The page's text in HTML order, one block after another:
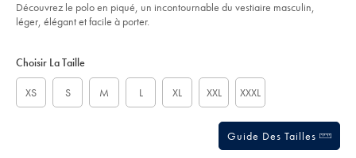
sourceCode=frdefault
5
Découvrez le polo en piqué, un incontournable du vestiaire masculin,
léger, élégant et facile à porter.
Actions
cart
Choisir La Taille
XS S M L XL XXL XXXL
Guide Des Tailles